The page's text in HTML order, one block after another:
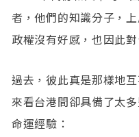
者，他們的知識分子，
政權沒有好感，也因此
過去，彼此真是那樣地
來看台港間卻具備了太
命運經驗：